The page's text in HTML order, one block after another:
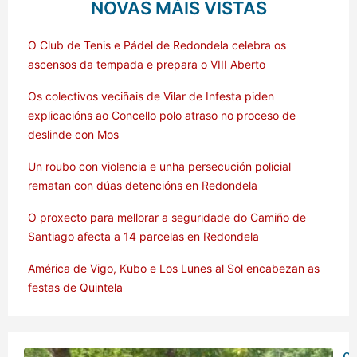
NOVAS MÁIS VISTAS
O Club de Tenis e Pádel de Redondela celebra os
ascensos da tempada e prepara o VIII Aberto
Os colectivos veciñais de Vilar de Infesta piden
explicacións ao Concello polo atraso no proceso de
deslinde con Mos
Un roubo con violencia e unha persecución policial
rematan con dúas detencións en Redondela
O proxecto para mellorar a seguridade do Camiño de
Santiago afecta a 14 parcelas en Redondela
América de Vigo, Kubo e Los Lunes al Sol encabezan as
festas de Quintela